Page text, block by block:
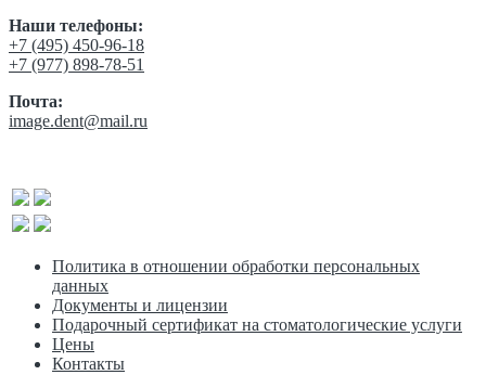
Наши телефоны:
‎+7 (495) 450-96-18
+7 (977) 898-78-51
Почта:
image.dent@mail.ru
Политика в отношении обработки персональных
данных
Документы и лицензии
Подарочный сертификат на стоматологические услуги
Цены
Контакты